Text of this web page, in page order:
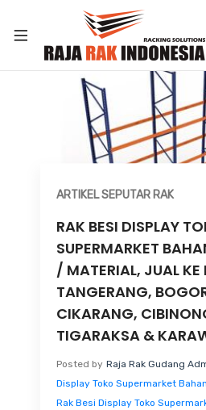
ARTIKEL SEPUTAR RAK
RAK BESI DISPLAY
SUPERMARKET
/ MATERIAL, JUAL KE
TANGERANG,
CIKARANG,
TIGARAKSA &
Posted by Raja Rak Gudang
Display Toko Supermarket
Rak Besi Display Toko